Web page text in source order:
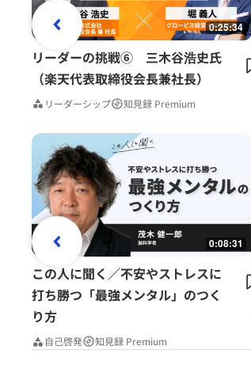
0:25:34
リーダーの挑戦⑥ 三木谷浩史氏
（楽天代表取締役会長兼社長）
リーダーシップ 知見録 Premium
0:08:31
この人に聞く／不安やストレスに
打ち勝つ「最強メンタル」のつく
り方
自己啓発 知見録 Premium